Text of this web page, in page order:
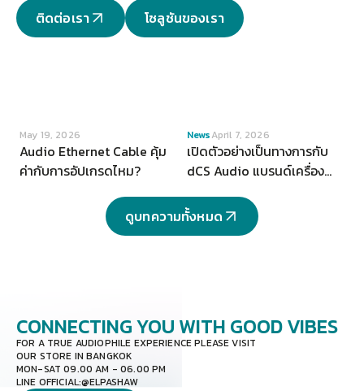
ติดต่อเรา โซลูชันของเรา
May 19, 2026
Audio Ethernet Cable คุ้ม
ค่ากับการอัปเกรดไหม?
VIEW
NewsApril 7, 2026
เปิดตัวอย่างเป็นทางการกับ
dCS Audio แบรนด์เครื่อง
ราชอาณาจักร
ดูบทความทั้งหมด
CONNECTING YOU WITH GOOD VIBES
FOR A TRUE AUDIOPHILE EXPERIENCE PLEASE VISIT
OUR STORE IN BANGKOK
MON-SAT 09.00 AM - 06.00 PM
LINE OFFICIAL:@ELPASHAW